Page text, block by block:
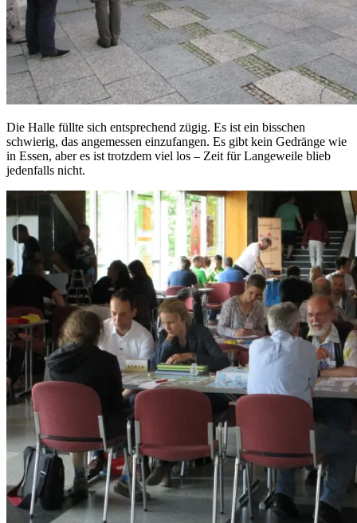
Die Halle füllte sich entsprechend zügig. Es ist ein bisschen
schwierig, das angemessen einzufangen. Es gibt kein Gedränge wie
in Essen, aber es ist trotzdem viel los – Zeit für Langeweile blieb
jedenfalls nicht.